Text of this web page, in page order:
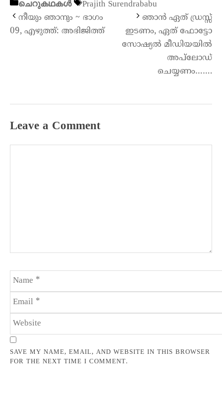
ചെറുകഥകൾ
Prajith Surendrababu
നീയും ഞാനും ~ ഭാഗം
09, എഴുത്ത്: അഭിജിത്ത്
ഞാൻ ഏത് ഡ്രസ്സ്‌
ഇടണം, ഏത് ഫോട്ടോ
സോഷ്യൽ മീഡിയയിൽ
അപ്‌ലോഡ്
ചെയ്യണം…….
Leave a Comment
SAVE MY NAME, EMAIL, AND WEBSITE IN THIS BROWSER
FOR THE NEXT TIME I COMMENT.